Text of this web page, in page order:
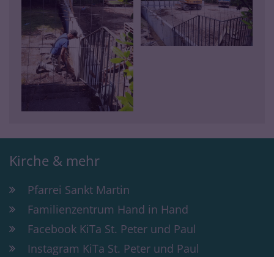
Kirche & mehr
Pfarrei Sankt Martin
Familienzentrum Hand in Hand
Facebook KiTa St. Peter und Paul
Instagram KiTa St. Peter und Paul